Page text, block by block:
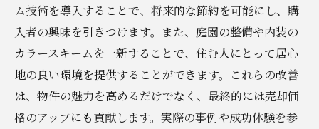
ム技術を導入することで、将来的な節約を可能にし、購
入者の興味を引きつけます。また、庭園の整備や内装の
カラースキームを一新することで、住む人にとって居心
地の良い環境を提供することができます。これらの改善
は、物件の魅力を高めるだけでなく、最終的には売却価
格のアップにも貢献します。実際の事例や成功体験を参